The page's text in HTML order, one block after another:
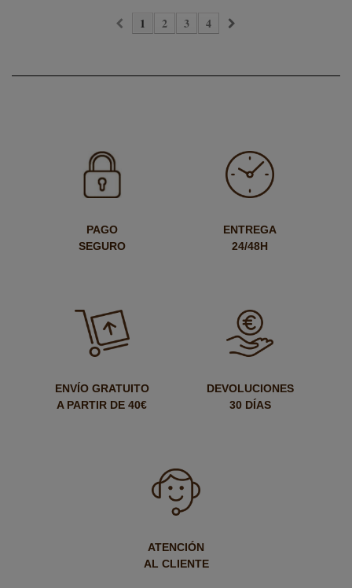
1 2 3 4
PAGO
SEGURO
ENTREGA
24/48H
ENVÍO GRATUITO
A PARTIR DE 40€
DEVOLUCIONES
30 DÍAS
ATENCIÓN
AL CLIENTE